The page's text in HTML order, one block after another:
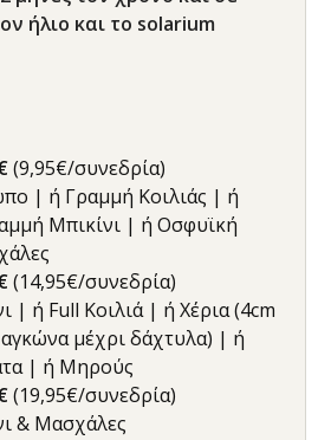
ήλιο και το solarium
(9,95€/συνεδρία)
| ή Γραμμή Κοιλιάς | ή
Μπικίνι | ή Οσφυϊκή
(14,95€/συνεδρία)
| ή Full Κοιλιά | ή Χέρια (4cm
μέχρι δάχτυλα) | ή
| ή Μηρούς
(19,95€/συνεδρία)
& Μασχάλες